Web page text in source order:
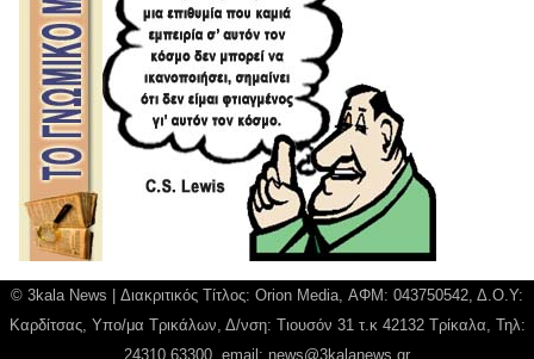
© 3kala News | Διακριτικός Τίτλος: Orion Media, ΑΦΜ: 043750542, Δ.Ο.Υ:
Καρδίτσας, Υπο/μα Τρικάλων, Δ/νση: Τιουσόν 31 τ.κ 42132 Τρίκαλα, Τηλ:
24310 63300, email: news@3kalanews.gr